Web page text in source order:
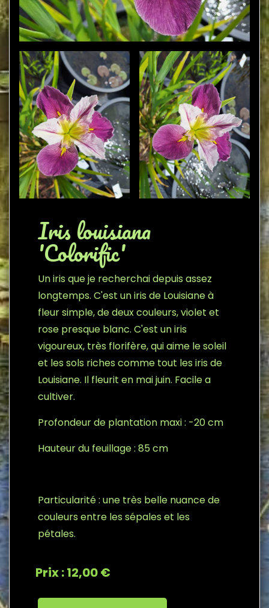
Iris louisiana
'Colorific'
Un iris que je recherchai depuis assez
longtemps. C'est un iris de Louisiane à
fleur simple, de deux couleurs, violet et
rose presque blanc. C'est un iris
vigoureux, très florifère, qui aime le soleil
et les sols riches comme tout les iris de
Louisiane. Il fleurit en mai juin. Facile a
cultiver.
Profondeur de plantation maxi : -20 cm
Hauteur du feuillage : 85 cm
Particularité : une très belle nuance de
couleurs entre les sépales et les
pétales.
Prix : 12,00 €